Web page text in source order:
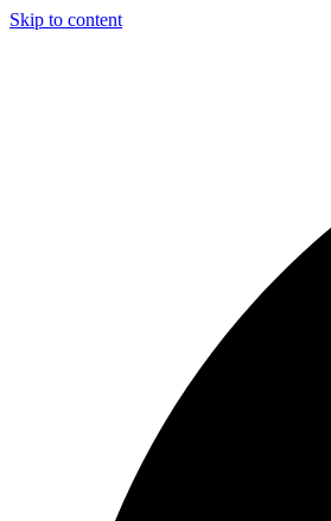
Skip to content